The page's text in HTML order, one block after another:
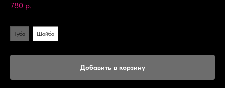
780 р.
Туба
Шайба
Добавить в корзину